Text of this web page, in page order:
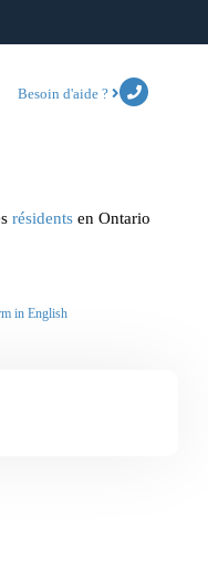
Besoin d'aide ?
résidentsen Ontario
in English